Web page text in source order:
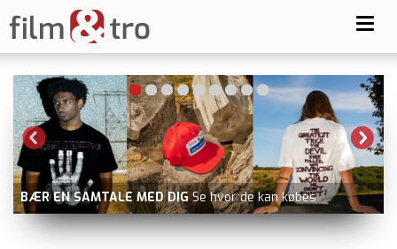
BÆR EN SAMTALE MED DIG Se hvor de kan købes